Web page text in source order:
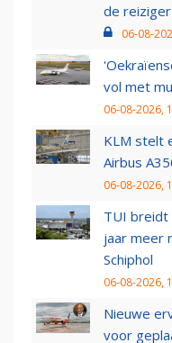
de reiziger
06-08-
vol met
06-08-2026,
KLM stelt
Airbus
06-08-2026,
TUI breidt
jaar meer
Schiphol
06-08-2026,
Nieuwe
voor